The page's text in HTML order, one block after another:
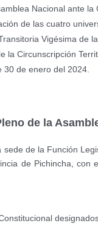
Nacional ante
de las cuatro
Vigésima de
la Circunscripción
30 de enero del 2024.
de la
de la Función
de Pichincha, con